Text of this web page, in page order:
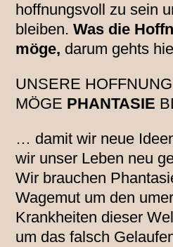
hoffnungsvoll zu sein
bleiben.Was die
möge, darum gehts
UNSERE HOFFNUNG
MÖGE PHANTASIE
… damit wir neue
wir unser Leben neu
Wir brauchen
Wagemut um den
Krankheiten dieser
um das falsch